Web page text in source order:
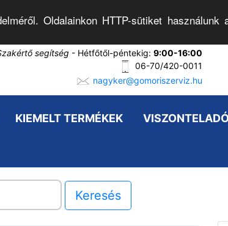
Oldalainkon HTTP-sütiket használunk
segítség - Hétfőtől-péntekig: 9:00-16:00
06-70/420-0011
nagyker@gomoriszerviz.hu
KIEMELT TERMÉKEK
Keresés